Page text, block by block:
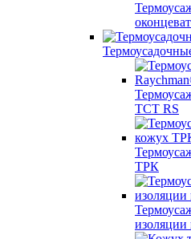
TCT RS
ТРК
изоляции